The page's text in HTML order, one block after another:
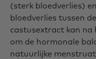
(sterk bloedverlies)
bloedverlies tussen
castusextract kan na
om de hormonale
natuurlijke